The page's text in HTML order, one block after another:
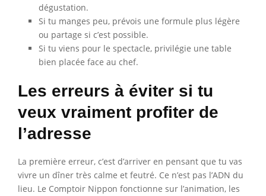
dégustation.
Si tu manges peu, prévois une formule plus légère
ou partage si c’est possible.
Si tu viens pour le spectacle, privilégie une table
bien placée face au chef.
Les erreurs à éviter si tu
veux vraiment profiter de
l’adresse
La première erreur, c’est d’arriver en pensant que tu vas
vivre un dîner très calme et feutré. Ce n’est pas l’ADN du
lieu. Le Comptoir Nippon fonctionne sur l’animation, les